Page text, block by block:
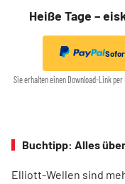
Heiße Tage –
Sie erhalten einen Download-Link
Buchtipp: Alles
Elliott-Wellen sind